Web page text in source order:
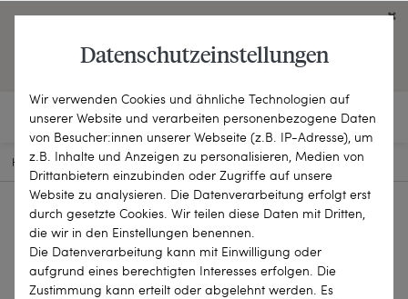
OPEN ENGLISH WEBSITE
HOME SCHMUCKSTÜCKE RINGE KL-100G
Datenschutzeinstellungen
Wir verwenden Cookies und ähnliche Technologien auf
unserer Website und verarbeiten personenbezogene Daten
von Besucher:innen unserer Webseite (z.B. IP-Adresse), um
z.B. Inhalte und Anzeigen zu personalisieren, Medien von
Drittanbietern einzubinden oder Zugriffe auf unsere
Website zu analysieren. Die Datenverarbeitung erfolgt erst
durch gesetzte Cookies. Wir teilen diese Daten mit Dritten,
die wir in den Einstellungen benennen.
Die Datenverarbeitung kann mit Einwilligung oder
aufgrund eines berechtigten Interesses erfolgen. Die
Zustimmung kann erteilt oder abgelehnt werden. Es